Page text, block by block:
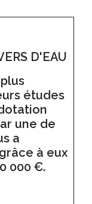
D'EAU
études
une de
a
à eux
000 €.